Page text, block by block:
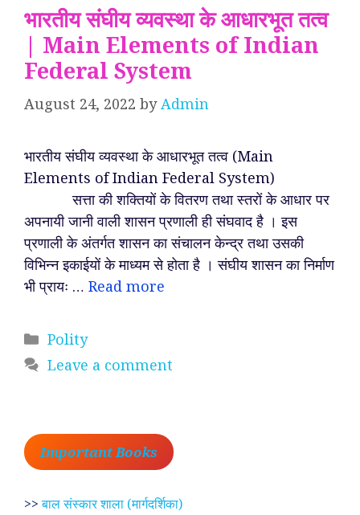
भारतीय संघीय व्यवस्था के आधारभूत तत्व
| Main Elements of Indian
Federal System
August 24, 2022 byAdmin
भारतीय संघीय व्यवस्था के आधारभूत तत्व (Main
Elements of Indian Federal System)
सत्ता की शक्तियों के वितरण तथा स्तरों के आधार पर
अपनायी जानी वाली शासन प्रणाली ही संघवाद है । इस
प्रणाली के अंतर्गत शासन का संचालन केन्द्र तथा उसकी
विभिन्न इकाईयों के माध्यम से होता है । संघीय शासन का निर्माण
भी प्रायः … Read more
Categories
Polity
Leave a comment
Important Books
>>बाल संस्कार शाला (मार्गदर्शिका)